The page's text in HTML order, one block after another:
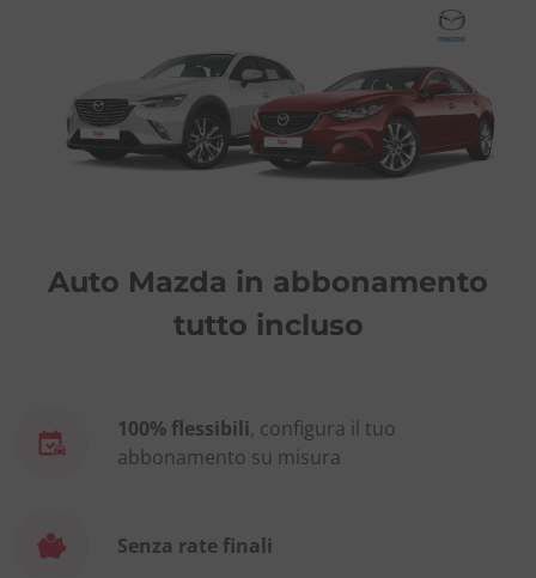
Auto Mazda in abbonamento
tutto incluso
100% flessibili, configura il tuo
abbonamento su misura
Senza rate finali